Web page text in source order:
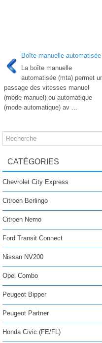
Boîte manuelle automatisée
La boîte manuelle
automatisée (mta) permet
passage des vitesses manuel
(mode manuel) ou automatique
(mode automatique) av ...
CATÉGORIES
Chevrolet City Express
Citroen Berlingo
Citroen Nemo
Ford Transit Connect
Nissan NV200
Opel Combo
Peugeot Bipper
Peugeot Partner
Honda Civic (FE/FL)